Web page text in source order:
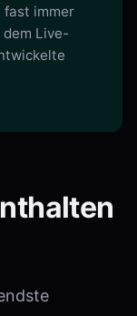
fast immer
Live-